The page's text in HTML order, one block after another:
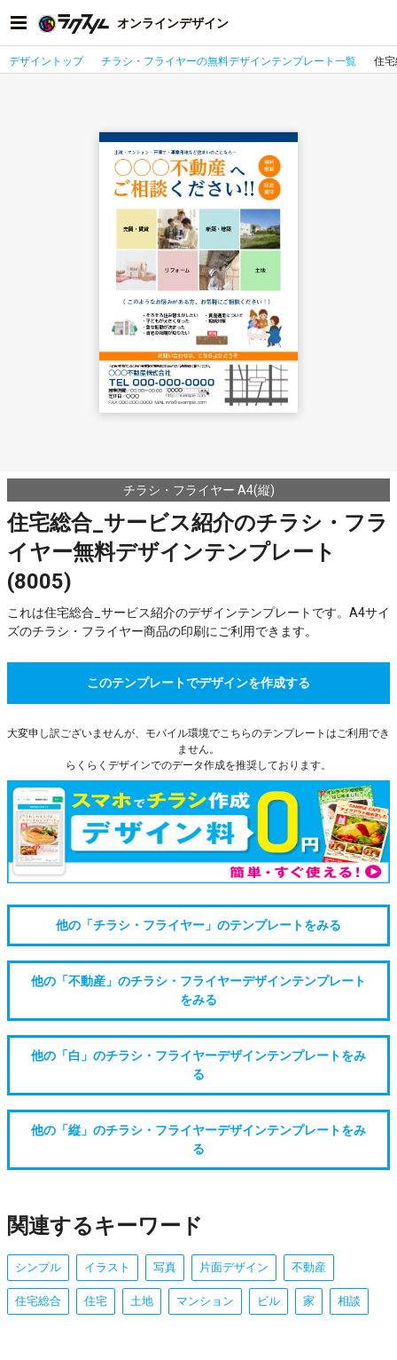
オンラインデザイン
デザイントップ チラシ・フライヤーの無料デザインテンプレート一覧 住
チラシ・フライヤー A4(縦)
住宅総合_サービス紹介のチラシ・フラ
イヤー無料デザインテンプレート
(8005)
これは住宅総合_サービス紹介のデザインテンプレートです。A4サイ
ズのチラシ・フライヤー商品の印刷にご利用できます。
このテンプレートでデザインを作成する
大変申し訳ございませんが、モバイル環境でこちらのテンプレートはご利用でき
ません。
らくらくデザインでのデータ作成を推奨しております。
他の「チラシ・フライヤー」のテンプレートをみる
他の「不動産」のチラシ・フライヤーデザインテンプレート
をみる
他の「白」のチラシ・フライヤーデザインテンプレートをみ
る
他の「縦」のチラシ・フライヤーデザインテンプレートをみ
る
関連するキーワード
シンプル イラスト 写真 片面デザイン 不動産
住宅総合 住宅 土地 マンション ビル 家 相談